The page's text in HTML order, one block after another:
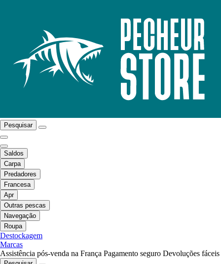
Pesquisar
Saldos
Carpa
Predadores
Francesa
Apr
Outras pescas
Navegação
Roupa
Destockagem
Marcas
Assistência pós-venda na França Pagamento seguro Devoluções fáceis